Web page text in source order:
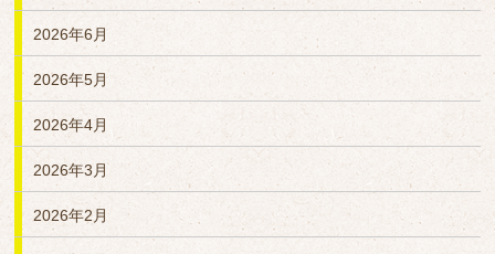
2026年6月
2026年5月
2026年4月
2026年3月
2026年2月